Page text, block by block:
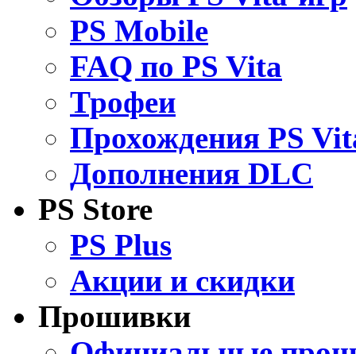
PS Mobile
FAQ по PS Vita
Трофеи
Прохождения PS
Дополнения DLC
PS Store
PS Plus
Акции и скидки
Прошивки